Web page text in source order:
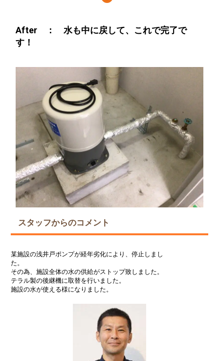
After ： 水も中に戻して、これで完了で
す！
スタッフからのコメント
某施設の浅井戸ポンプが経年劣化により、停止しまし
た。
その為、施設全体の水の供給がストップ致しました。
テラル製の後継機に取替を行いました。
施設の水が使える様になりました。